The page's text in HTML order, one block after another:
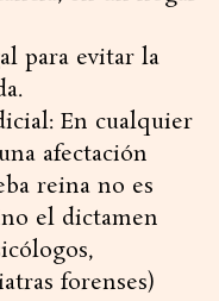
para evitar la
En cualquier
afectación
reina no es
el dictamen
forenses)